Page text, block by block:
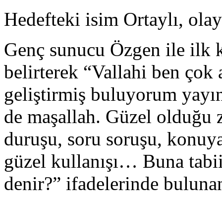
Hedefteki isim Ortaylı,
Genç sunucu Özgen ile ilk
belirterek “Vallahi ben çok
geliştirmiş buluyorum
de maşallah. Güzel
duruşu, soru soruşu,
güzel kullanışı… Buna
denir?” ifadelerinde